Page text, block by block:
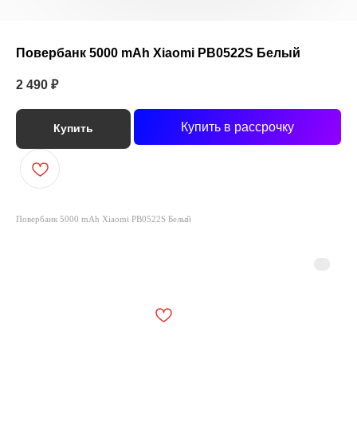
Повербанк 5000 mAh Xiaomi PB0522S Белый
2 490 ₽
Купить Купить в рассрочку
Повербанк 5000 mAh Xiaomi PB0522S Белый